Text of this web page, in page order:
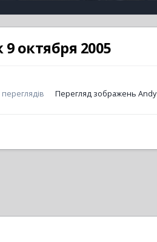
октября 2005
переглядів Перегляд зображень Andy